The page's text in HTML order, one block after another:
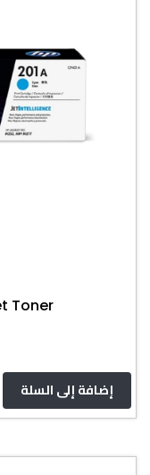
Toner
إضافة إلى السلة